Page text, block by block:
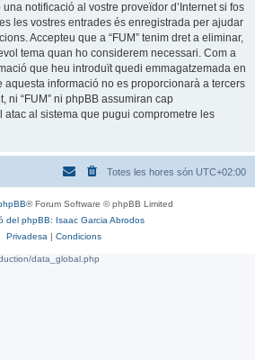
notificació al vostre proveïdor d’Internet si fos
les vostres entrades és enregistrada per ajudar
Accepteu que a “FUM” tenim dret a eliminar,
tema quan ho considerem necessari. Com a
que heu introduït quedi emmagatzemada en
aquesta informació no es proporcionarà a tercers
ni “FUM” ni phpBB assumiran cap
al sistema que pugui comprometre les
Totes les hores són UTC+02:00
® Forum Software © phpBB Limited
del phpBB: Isaac Garcia Abrodos
Privadesa | Condicions
data_global.php